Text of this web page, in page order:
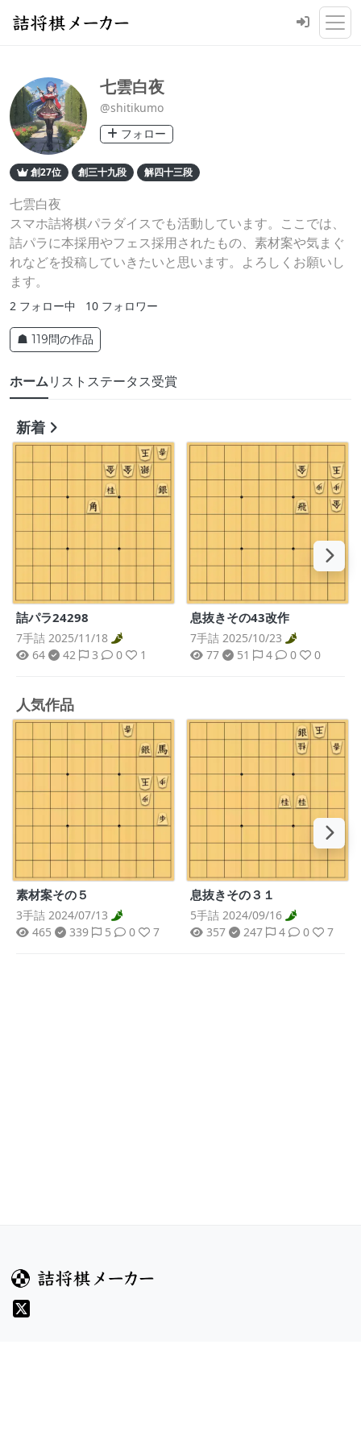
七雲白夜
@shitikumo
フォロー
創27位 創三十九段 解四十三段
七雲白夜
スマホ詰将棋パラダイスでも活動しています。ここでは、
詰パラに本採用やフェス採用されたもの、素材案や気まぐ
れなどを投稿していきたいと思います。よろしくお願いし
ます。
2 フォロー中 10 フォロワー
☗ 119問の作品
ホームリスト ステータス受賞
新着
詰パラ24298
7手詰 2025/11/18
64
42 3 0 1
息抜きその43改作
7手詰 2025/10/23
77
51 4 0 0
人気作品
素材案その５
3手詰 2024/07/13
465
339 5 0 7
息抜きその３１
5手詰 2024/09/16
357
247 4 0 7